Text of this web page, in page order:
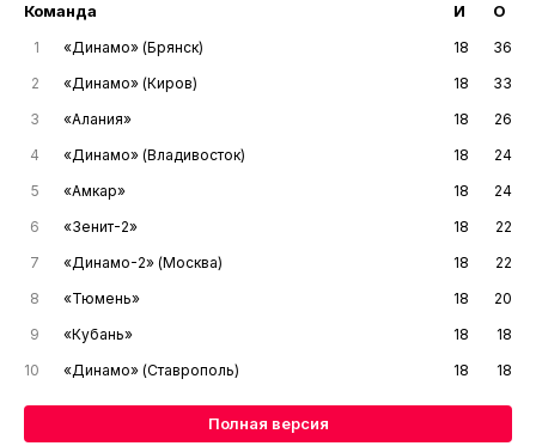
Команда И О
1 «Динамо» (Брянск) 18
36
2
«Динамо» (Киров) 18
33
3
«Алания» 18
26
4
«Динамо» (Владивосток) 18
24
5
«Амкар» 18
24
6
«Зенит-2» 18
22
7
«Динамо-2» (Москва) 18
22
8
«Тюмень» 18
20
9
«Кубань» 18
18
10
«Динамо» (Ставрополь) 18 18
Полная версия